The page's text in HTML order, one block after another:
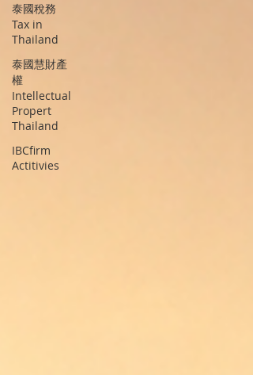
泰國稅務
Tax in
Thailand
泰國慧財產
權
Intellectual
Propert
Thailand
IBCfirm
Actitivies